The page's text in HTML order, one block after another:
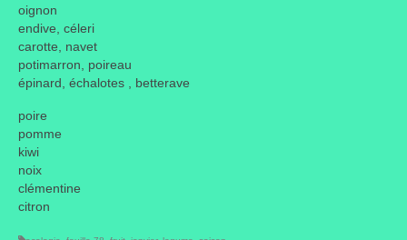
Listes
Evénements
oignon
endive, céleri
carotte, navet
potimarron, poireau
épinard, échalotes , betterave
poire
pomme
kiwi
noix
clémentine
citron